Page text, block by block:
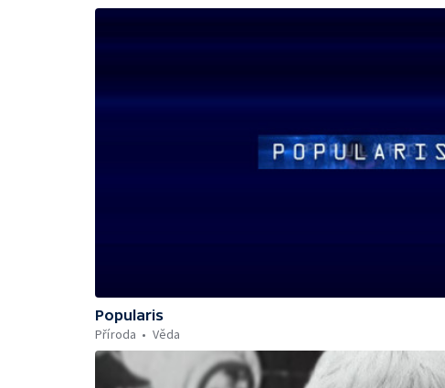
Popularis
Příroda
Věda